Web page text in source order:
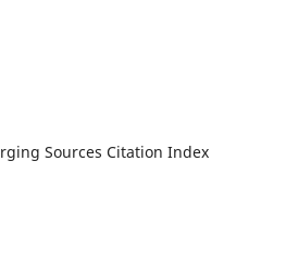
Sources Citation Index